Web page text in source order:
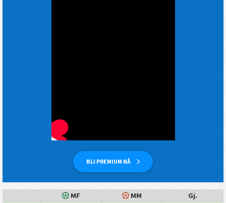
BLI PREMIUM NÅ
MF MM Gj.